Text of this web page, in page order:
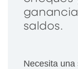
saldos.
Necesita una